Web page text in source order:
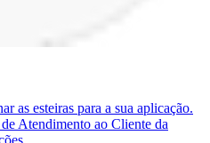
as esteiras para a sua aplicação.
Atendimento ao Cliente da